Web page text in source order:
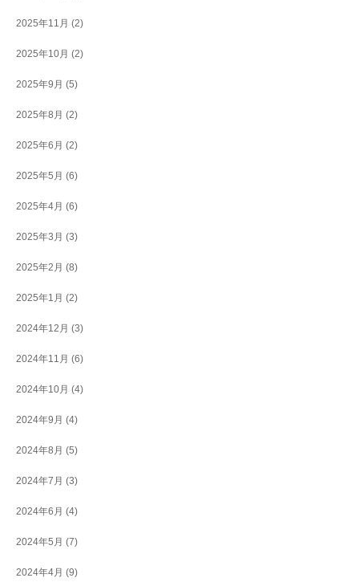
2025年11月 (2)
2025年10月 (2)
2025年9月 (5)
2025年8月 (2)
2025年6月 (2)
2025年5月 (6)
2025年4月 (6)
2025年3月 (3)
2025年2月 (8)
2025年1月 (2)
2024年12月 (3)
2024年11月 (6)
2024年10月 (4)
2024年9月 (4)
2024年8月 (5)
2024年7月 (3)
2024年6月 (4)
2024年5月 (7)
2024年4月 (9)